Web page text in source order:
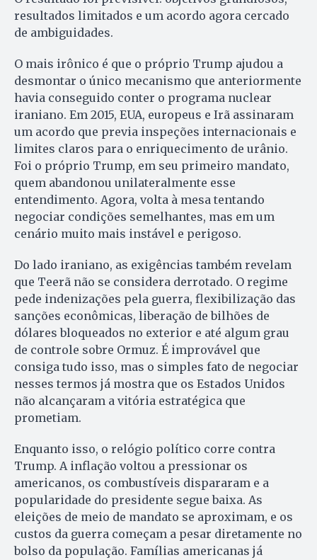
resultados limitados e um acordo agora cercado
de ambiguidades.
O mais irônico é que o próprio Trump ajudou a
desmontar o único mecanismo que anteriormente
havia conseguido conter o programa nuclear
iraniano. Em 2015, EUA, europeus e Irã assinaram
um acordo que previa inspeções internacionais e
limites claros para o enriquecimento de urânio.
Foi o próprio Trump, em seu primeiro mandato,
quem abandonou unilateralmente esse
entendimento. Agora, volta à mesa tentando
negociar condições semelhantes, mas em um
cenário muito mais instável e perigoso.
Do lado iraniano, as exigências também revelam
que Teerã não se considera derrotado. O regime
pede indenizações pela guerra, flexibilização das
sanções econômicas, liberação de bilhões de
dólares bloqueados no exterior e até algum grau
de controle sobre Ormuz. É improvável que
consiga tudo isso, mas o simples fato de negociar
nesses termos já mostra que os Estados Unidos
não alcançaram a vitória estratégica que
prometiam.
Enquanto isso, o relógio político corre contra
Trump. A inflação voltou a pressionar os
americanos, os combustíveis dispararam e a
popularidade do presidente segue baixa. As
eleições de meio de mandato se aproximam, e os
custos da guerra começam a pesar diretamente no
bolso da população. Famílias americanas já